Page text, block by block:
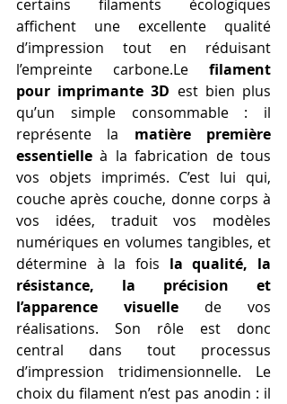
certains filaments écologiques
affichent une excellente qualité
d’impression tout en réduisant
l’empreinte carbone.Le filament
pour imprimante 3D est bien plus
qu’un simple consommable : il
représente la matière première
essentielle à la fabrication de tous
vos objets imprimés. C’est lui qui,
couche après couche, donne corps à
vos idées, traduit vos modèles
numériques en volumes tangibles, et
détermine à la fois la qualité, la
résistance, la précision et
l’apparence visuelle de vos
réalisations. Son rôle est donc
central dans tout processus
d’impression tridimensionnelle. Le
choix du filament n’est pas anodin : il